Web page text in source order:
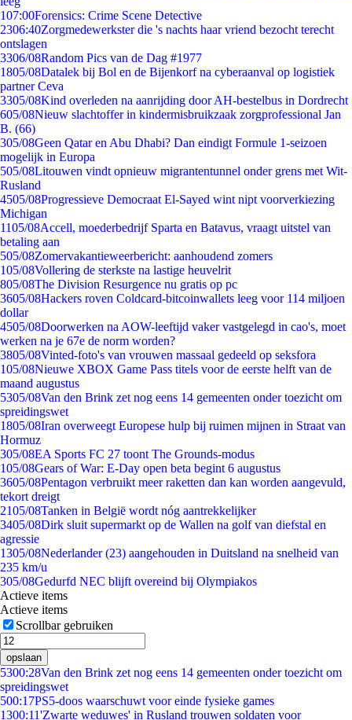
107:00Forensics: Crime Scene Detective
2306:40Zorgmedewerkster die 's nachts haar vriend bezocht terecht
ontslagen
3306/08Random Pics van de Dag #1977
1805/08Datalek bij Bol en de Bijenkorf na cyberaanval op logistiek
partner Ceva
3305/08Kind overleden na aanrijding door AH-bestelbus in Dordrecht
605/08Nieuw slachtoffer in kindermisbruikzaak zorgprofessional Jan
B. (66)
305/08Geen Qatar en Abu Dhabi? Dan eindigt Formule 1-seizoen
mogelijk in Europa
505/08Litouwen vindt opnieuw migrantentunnel onder grens met Wit-
Rusland
4505/08Progressieve Democraat El-Sayed wint nipt voorverkiezing
Michigan
1105/08Accell, moederbedrijf Sparta en Batavus, vraagt uitstel van
betaling aan
505/08Zomervakantieweerbericht: aanhoudend zomers
105/08Vollering de sterkste na lastige heuvelrit
805/08The Division Resurgence nu gratis op pc
3605/08Hackers roven Coldcard-bitcoinwallets leeg voor 114 miljoen
dollar
4505/08Doorwerken na AOW-leeftijd vaker vastgelegd in cao's, moet
werken na je 67e de norm worden?
3805/08Vinted-foto's van vrouwen massaal gedeeld op seksfora
105/08Nieuwe XBOX Game Pass titels voor de eerste helft van de
maand augustus
5305/08Van den Brink zet nog eens 14 gemeenten onder toezicht om
spreidingswet
1805/08Iran overweegt Europese hulp bij ruimen mijnen in Straat van
Hormuz
305/08EA Sports FC 27 toont The Grounds-modus
105/08Gears of War: E-Day open beta begint 6 augustus
3605/08Pentagon verbruikt meer raketten dan kan worden aangevuld,
tekort dreigt
2105/08Tanken in België wordt nóg aantrekkelijker
3405/08Dirk sluit supermarkt op de Wallen na golf van diefstal en
agressie
1305/08Nederlander (23) aangehouden in Duitsland na snelheid van
235 km/u
305/08Gedurfd NEC blijft overeind bij Olympiakos
Actieve items
Actieve items
Scrollbar gebruiken
opslaan
5300:28Van den Brink zet nog eens 14 gemeenten onder toezicht om
spreidingswet
500:17PS5-doos waarschuwt voor einde fysieke games
1300:11'Zwarte weduwes' in Rusland trouwen soldaten voor